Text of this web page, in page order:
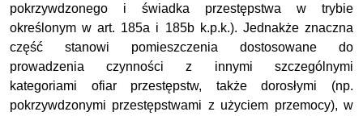
pokrzywdzonego i świadka przestępstwa w trybie
określonym w art. 185a i 185b k.p.k.). Jednakże znaczna
część stanowi pomieszczenia dostosowane do
prowadzenia czynności z innymi szczególnymi
kategoriami ofiar przestępstw, także dorosłymi (np.
pokrzywdzonymi przestępstwami z użyciem przemocy), w